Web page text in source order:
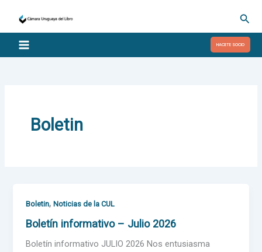
contenido
HACETE SOCIO
Boletin
Boletin,Noticias de la CUL
Boletín informativo – Julio 2026
Boletín informativo JULIO 2026 Nos entusiasma